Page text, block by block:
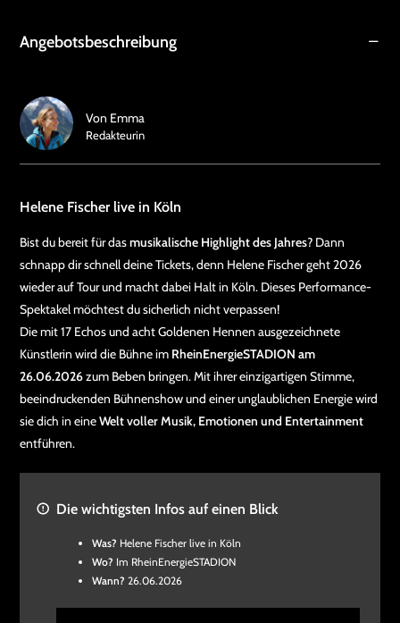
Angebotsbeschreibung
Helene Fischer live in Köln
Bist du bereit für dasmusikalische Highlight des Jahres? Dann
schnapp dir schnell deine Tickets, denn Helene Fischer geht 2026
wieder auf Tour und macht dabei Halt in Köln. Dieses Performance-
Spektakel möchtest du sicherlich nicht verpassen!
Die mit 17 Echos und acht Goldenen Hennen ausgezeichnete
Künstlerin wird die Bühne im RheinEnergieSTADION am
26.06.2026zum Beben bringen. Mit ihrer einzigartigen Stimme,
beeindruckenden Bühnenshow und einer unglaublichen Energie wird
sie dich in eineWelt voller Musik, Emotionen und Entertainment
entführen.
Die wichtigsten Infos auf einen Blick
Was? Helene Fischer live in Köln
Wo? Im RheinEnergieSTADION
Wann? 26.06.2026
Von Emma
Redakteurin